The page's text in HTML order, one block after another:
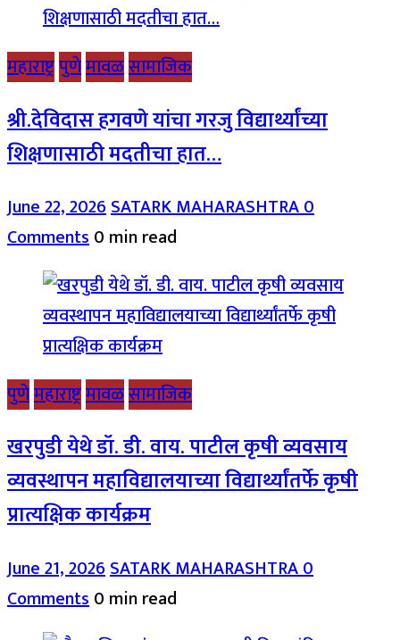
महाराष्ट्रपुणेमावळसामाजिक
श्री.देविदास हगवणे यांचा गरजु विद्यार्थ्यांच्या
शिक्षणासाठी मदतीचा हात…
June 22, 2026SATARK MAHARASHTRA0
Comments0 min read
पुणेमहाराष्ट्रमावळसामाजिक
खरपुडी येथे डॉ. डी. वाय. पाटील कृषी व्यवसाय
व्यवस्थापन महाविद्यालयाच्या विद्यार्थ्यांतर्फे कृषी
प्रात्यक्षिक कार्यक्रम
June 21, 2026SATARK MAHARASHTRA0
Comments0 min read